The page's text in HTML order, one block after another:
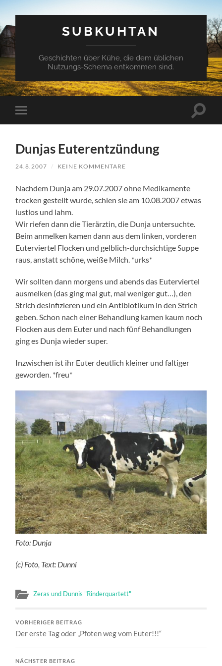
SUBKUHTAN
Geschichten über Kühe, die dem üblichen
Nutzungs-Schema entkommen sind.
Mobile-
Menü
Dunjas Euterentzündung
24.8.2007 / KEINE KOMMENTARE
Nachdem Dunja am 29.07.2007 ohne Medikamente
trocken gestellt wurde, schien sie am 10.08.2007 etwas
lustlos und lahm.
Wir riefen dann die Tierärztin, die Dunja untersuchte.
Beim anmelken kamen dann aus dem linken, vorderen
Euterviertel Flocken und gelblich-durchsichtige Suppe
raus, anstatt schöne, weiße Milch. *urks*
Wir sollten dann morgens und abends das Euterviertel
ausmelken (das ging mal gut, mal weniger gut…), den
Strich desinfizieren und ein Antibiotikum in den Strich
geben. Schon nach einer Behandlung kamen kaum noch
Flocken aus dem Euter und nach fünf Behandlungen
ging es Dunja wieder super.
Inzwischen ist ihr Euter deutlich kleiner und faltiger
geworden. *freu*
Foto: Dunja
(c) Foto, Text: Dunni
Zeras und Dunnis "Rinderquartett"
VORHERIGER BEITRAG
Der erste Tag oder „Pfoten weg vom Euter!!!“
NÄCHSTER BEITRAG